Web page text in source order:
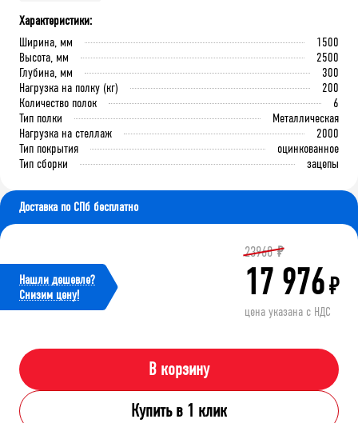
Характеристики:
Ширина, мм
1500
Высота, мм
2500
Глубина, мм
300
Нагрузка на полку (кг)
200
Количество полок
6
Тип полки
Металлическая
Нагрузка на стеллаж
2000
Тип покрытия
оцинкованное
Тип сборки
зацепы
Доставка по СПб бесплатно
Нашли дешевле?
Cнизим цену!
23968 ₽
17 976₽
цена указана с НДС
В корзину
Купить в 1 клик